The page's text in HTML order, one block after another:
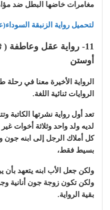
مغامرات خاضها البطل ضد
لتحميل رواية الزنبقة
11- رواية عقل وعاطفة (
أوستن
الرواية الأخيرة معنا في رحلة
الروايات ثنائية اللغة.
تعد أول رواية نشرتها
لديه ولد واحد وثلاثة أخوات
كل أملاك الرجل إلى ابنه
بسيط فقط،
ولكن جعل الأب ابنه يتعهد
ولكن تكون زوجة جون أنانية
بقية الرواية.